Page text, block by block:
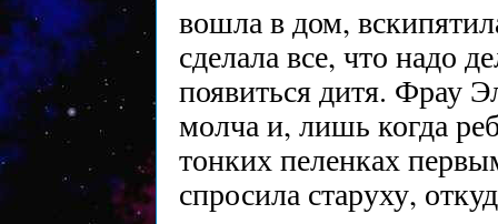
вошла в дом,
сделала все, что надо
появиться дитя. Фрау
молча и, лишь когда
тонких пеленках
спросила старуху,